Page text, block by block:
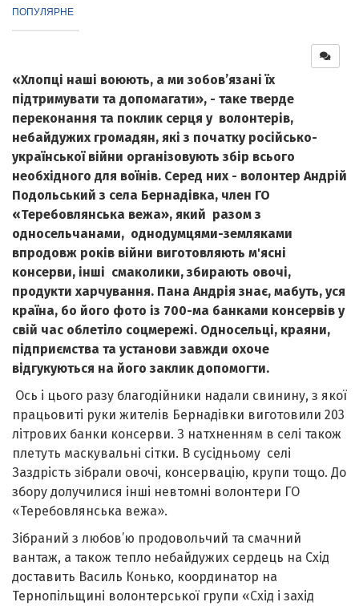
ПОПУЛЯРНЕ
«Хлопці наші воюють, а ми зобов’язані їх
підтримувати та допомагати», - таке тверде
переконання та поклик серця у волонтерів,
небайдужих громадян, які з початку російсько-
української війни організовують збір всього
необхідного для воїнів. Серед них - волонтер Андрій
Подольський з села Бернадівка, член ГО
«Теребовлянська вежа», який разом з
односельчанами, однодумцями-земляками
впродовж років війни виготовляють м'ясні
консерви, інші смаколики, збирають овочі,
продукти харчування. Пана Андрія знає, мабуть, уся
країна, бо його фото із 700-ма банками консервів у
свій час облетіло соцмережі. Односельці, краяни,
підприємства та установи завжди охоче
відгукуються на його заклик допомогти.
Ось і цього разу благодійники надали свинину, з якої
працьовиті руки жителів Бернадівки виготовили 203
літрових банки консерви. З натхненням в селі також
плетуть маскувальні сітки. В сусідньому селі
Заздрість зібрали овочі, консервацію, крупи тощо. До
збору долучилися інші невтомні волонтери ГО
«Теребовлянська вежа».
Зібраний з любов’ю продовольчий та смачний
вантаж, а також тепло небайдужих сердець на Схід
доставить Василь Конько, координатор на
Тернопільщині волонтерської групи «Схід і захід